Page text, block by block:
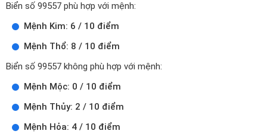
Biển số 99557 phù hợp với mệnh:
Mệnh Kim: 6 / 10 điểm
Mệnh Thổ: 8 / 10 điểm
Biển số 99557 không phù hợp với mệnh:
Mệnh Mộc: 0 / 10 điểm
Mệnh Thủy: 2 / 10 điểm
Mệnh Hỏa: 4 / 10 điểm